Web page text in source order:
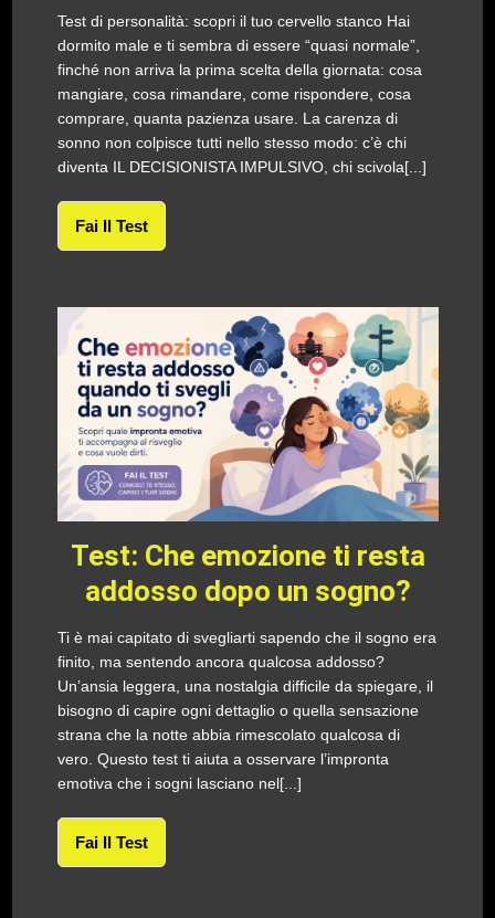
Test di personalità: scopri il tuo cervello stanco Hai
dormito male e ti sembra di essere “quasi normale”,
finché non arriva la prima scelta della giornata: cosa
mangiare, cosa rimandare, come rispondere, cosa
comprare, quanta pazienza usare. La carenza di
sonno non colpisce tutti nello stesso modo: c’è chi
diventa IL DECISIONISTA IMPULSIVO, chi scivola[...]
Fai Il Test
Test: Che emozione ti resta
addosso dopo un sogno?
Ti è mai capitato di svegliarti sapendo che il sogno era
finito, ma sentendo ancora qualcosa addosso?
Un’ansia leggera, una nostalgia difficile da spiegare, il
bisogno di capire ogni dettaglio o quella sensazione
strana che la notte abbia rimescolato qualcosa di
vero. Questo test ti aiuta a osservare l’impronta
emotiva che i sogni lasciano nel[...]
Fai Il Test